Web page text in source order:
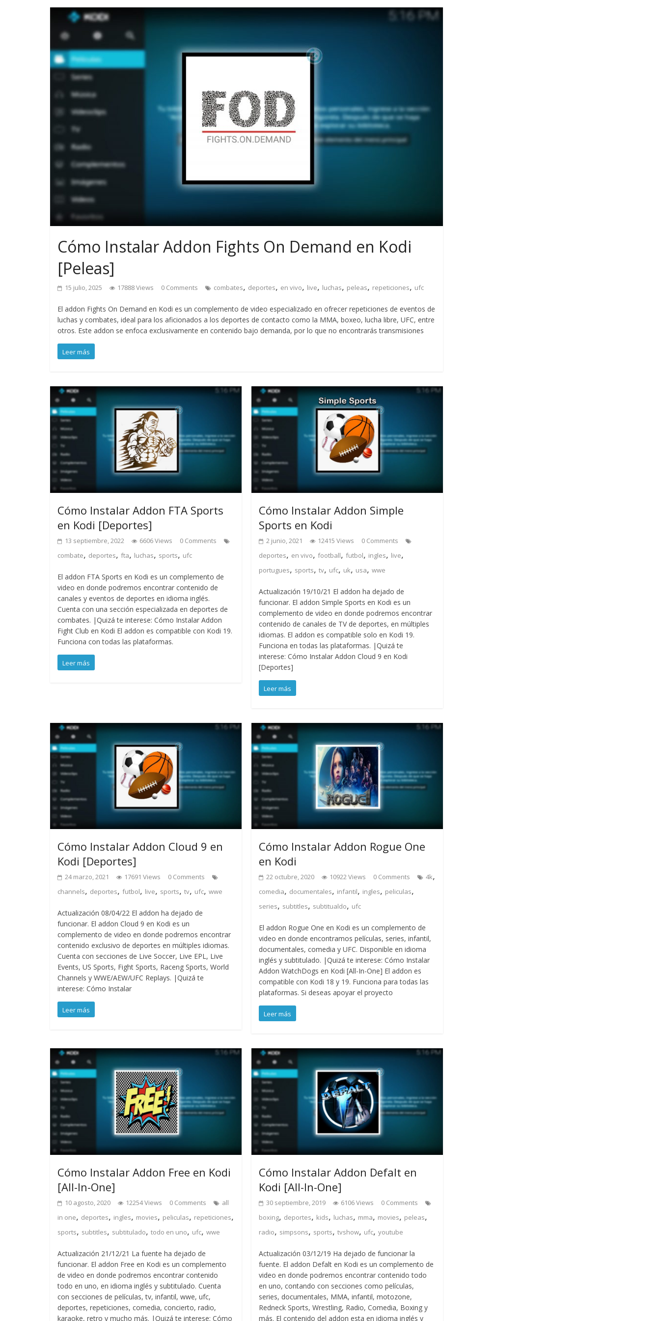
Cómo Instalar Addon Fights On Demand en Kodi
[Peleas]
15 julio, 2025 17888 Views 0 Comments combates, deportes, en vivo, live, luchas, peleas, repeticiones, ufc
El addon Fights On Demand en Kodi es un complemento de video especializado en ofrecer repeticiones de eventos de
luchas y combates, ideal para los aficionados a los deportes de contacto como la MMA, boxeo, lucha libre, UFC, entre
otros. Este addon se enfoca exclusivamente en contenido bajo demanda, por lo que no encontrarás transmisiones
Leer más
Cómo Instalar Addon FTA Sports
en Kodi [Deportes]
13 septiembre, 2022 6606 Views
0 Comments
combate, deportes, fta, luchas, sports, ufc
El addon FTA Sports en Kodi es un complemento de
video en donde podremos encontrar contenido de
canales y eventos de deportes en idioma inglés.
Cuenta con una sección especializada en deportes de
combates. |Quizá te interese: Cómo Instalar Addon
Fight Club en Kodi El addon es compatible con Kodi 19.
Funciona con todas las plataformas.
Leer más
Cómo Instalar Addon Simple
Sports en Kodi
2 junio, 2021 12415 Views
0 Comments
deportes, en vivo,football,futbol, ingles, live,
portugues, sports,tv, ufc, uk, usa,wwe
Actualización 19/10/21 El addon ha dejado de
funcionar. El addon Simple Sports en Kodi es un
complemento de video en donde podremos encontrar
contenido de canales de TV de deportes, en múltiples
idiomas. El addon es compatible solo en Kodi 19.
Funciona en todas las plataformas. |Quizá te
interese: Cómo Instalar Addon Cloud 9 en Kodi
[Deportes]
Leer más
Cómo Instalar Addon Cloud 9 en
Kodi [Deportes]
24 marzo, 2021 17691 Views
0 Comments
channels, deportes, futbol, live, sports, tv, ufc, wwe
Actualización 08/04/22 El addon ha dejado de
funcionar. El addon Cloud 9 en Kodi es un
complemento de video en donde podremos encontrar
contenido exclusivo de deportes en múltiples idiomas.
Cuenta con secciones de Live Soccer, Live EPL, Live
Events, US Sports, Fight Sports, Raceng Sports, World
Channels y WWE/AEW/UFC Replays. |Quizá te
interese: Cómo Instalar
Leer más
Cómo Instalar Addon Rogue One
en Kodi
22 octubre, 2020 10922 Views 0 Comments 4k,
comedia, documentales, infantil, ingles, peliculas,
series, subtitles, subtitualdo, ufc
El addon Rogue One en Kodi es un complemento de
video en donde encontramos películas, series, infantil,
documentales, comedia y UFC. Disponible en idioma
inglés y subtitulado. |Quizá te interese: Cómo Instalar
Addon WatchDogs en Kodi [All-In-One] El addon es
compatible con Kodi 18 y 19. Funciona para todas las
plataformas. Si deseas apoyar el proyecto
Leer más
Cómo Instalar Addon Free en Kodi
[All-In-One]
10 agosto, 2020 12254 Views 0 Comments
all
in one, deportes, ingles, movies, peliculas, repeticiones,
sports, subtitles, subtitulado, todo en uno, ufc, wwe
Actualización 21/12/21 La fuente ha dejado de
funcionar. El addon Free en Kodi es un complemento
de video en donde podremos encontrar contenido
todo en uno, en idioma inglés y subtitulado. Cuenta
con secciones de películas, tv, infantil, wwe, ufc,
deportes, repeticiones, comedia, concierto, radio,
karaoke, retro y mucho más. |Quizá te interese: Cómo
Cómo Instalar Addon Defalt en
Kodi [All-In-One]
30 septiembre, 2019 6106 Views
0 Comments
boxing, deportes, kids, luchas, mma, movies, peleas,
radio, simpsons, sports,tvshow, ufc,youtube
Actualización 03/12/19 Ha dejado de funcionar la
fuente. El addon Defalt en Kodi es un complemento de
video en donde podremos encontrar contenido todo
en uno, contando con secciones como películas,
series, documentales, MMA, infantil, motozone,
Redneck Sports, Wrestling, Radio, Comedia, Boxing y
más. El contenido del addon esta en idioma inglés y